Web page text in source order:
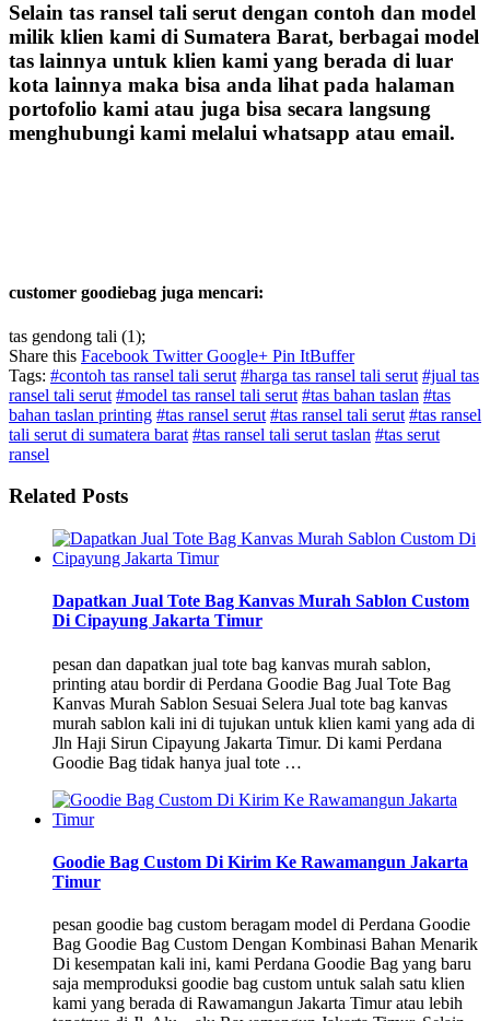
Selain tas ransel tali serutdengan contoh dan model
milik klien kami di Sumatera Barat, berbagai model
tas lainnya untuk klien kami yang berada di luar
kota lainnya maka bisa anda lihat pada halaman
portofolio kami atau juga bisa secara langsung
menghubungi kami melalui whatsapp atau email.
customer goodiebag juga mencari:
tas gendong tali (1);
Share this Facebook TwitterGoogle+ Pin ItBuffer
Tags: #contoh tas ransel tali serut #harga tas ransel tali serut #jual tas
ransel tali serut #model tas ransel tali serut #tas bahan taslan #tas
bahan taslan printing #tas ransel serut #tas ransel tali serut #tas ransel
tali serut di sumatera barat #tas ransel tali serut taslan #tas serut
ransel
Related Posts
Dapatkan Jual Tote Bag Kanvas Murah Sablon Custom
Di Cipayung Jakarta Timur
pesan dan dapatkan jual tote bag kanvas murah sablon,
printing atau bordir di Perdana Goodie Bag Jual Tote Bag
Kanvas Murah Sablon Sesuai Selera Jual tote bag kanvas
murah sablon kali ini di tujukan untuk klien kami yang ada di
Jln Haji Sirun Cipayung Jakarta Timur. Di kami Perdana
Goodie Bag tidak hanya jual tote …
Goodie Bag Custom Di Kirim Ke Rawamangun Jakarta
Timur
pesan goodie bag custom beragam model di Perdana Goodie
Bag Goodie Bag Custom Dengan Kombinasi Bahan Menarik
Di kesempatan kali ini, kami Perdana Goodie Bag yang baru
saja memproduksi goodie bag custom untuk salah satu klien
kami yang berada di Rawamangun Jakarta Timur atau lebih